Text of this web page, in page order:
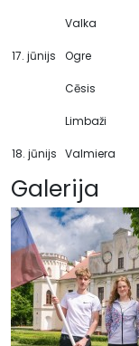
Valka
17. jūnijs Ogre
Cēsis
Limbaži
18. jūnijs Valmiera
Galerija